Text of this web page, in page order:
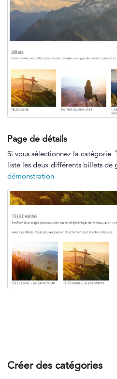
Page de détails
Si vous sélectionnez la catégorie
liste les deux différents billets de
démonstration
Créer des catégories